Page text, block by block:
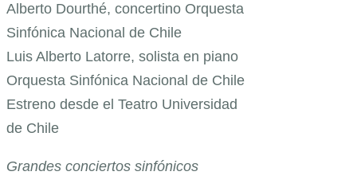
Alberto Dourthé, concertino Orquesta
Sinfónica Nacional de Chile
Luis Alberto Latorre, solista en piano
Orquesta Sinfónica Nacional de Chile
Estreno desde el Teatro Universidad
de Chile
Grandes conciertos sinfónicos